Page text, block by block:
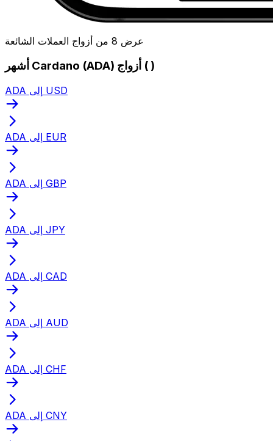
عرض 8 من أزواج العملات الشائعة
أشهر Cardano (ADA) أزواج ( )
ADA إلى USD
ADA إلى EUR
ADA إلى GBP
ADA إلى JPY
ADA إلى CAD
ADA إلى AUD
ADA إلى CHF
ADA إلى CNY